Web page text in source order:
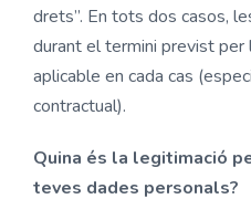
drets”. En tots dos casos,
durant el termini previst per
aplicable en cada cas
contractual).
Quina és la legitimació
teves dades personals?